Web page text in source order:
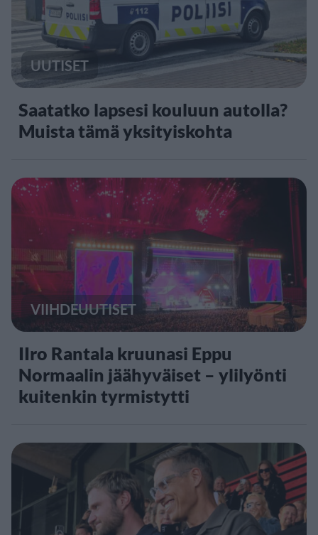
UUTISET
Saatatko lapsesi kouluun autolla?
Muista tämä yksityiskohta
VIIHDEUUTISET
IIro Rantala kruunasi Eppu
Normaalin jäähyväiset – ylilyönti
kuitenkin tyrmistytti